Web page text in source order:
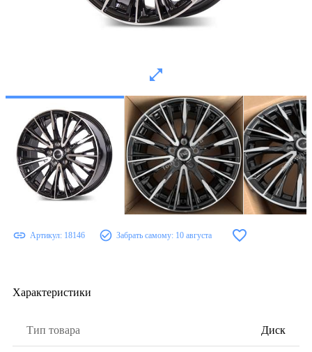
Артикул: 18146 Забрать самому: 10 августа
Характеристики
Тип товара Диск